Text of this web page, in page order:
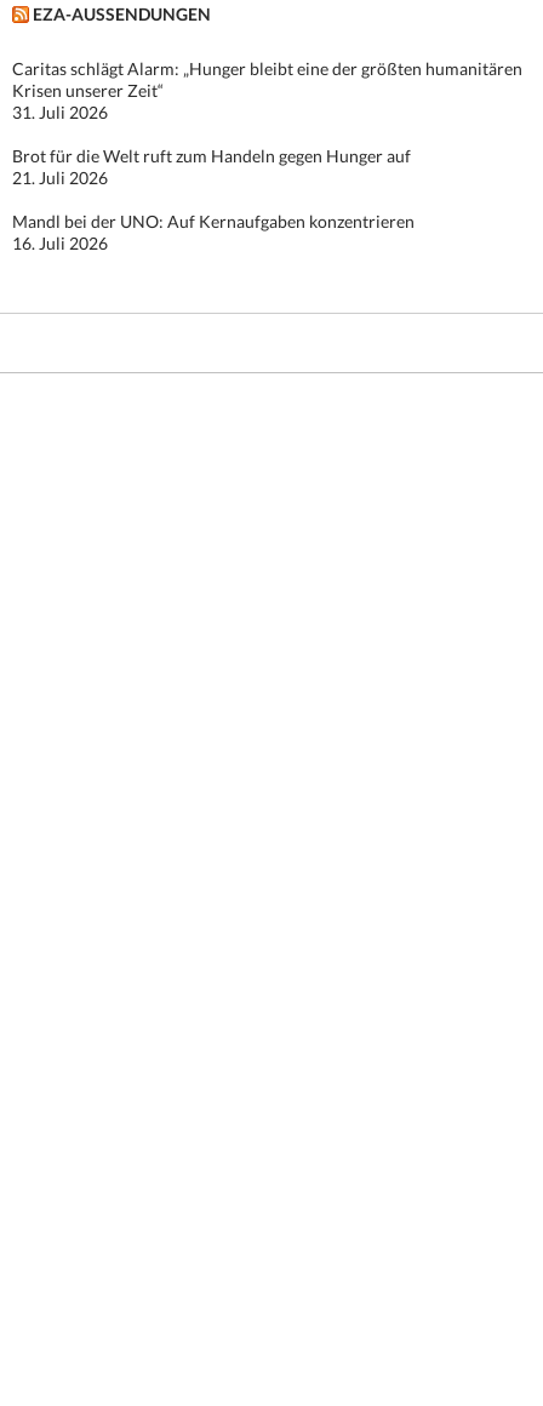
EZA-AUSSENDUNGEN
Caritas schlägt Alarm: „Hunger bleibt eine der größten humanitären
Krisen unserer Zeit“
31. Juli 2026
Brot für die Welt ruft zum Handeln gegen Hunger auf
21. Juli 2026
Mandl bei der UNO: Auf Kernaufgaben konzentrieren
16. Juli 2026